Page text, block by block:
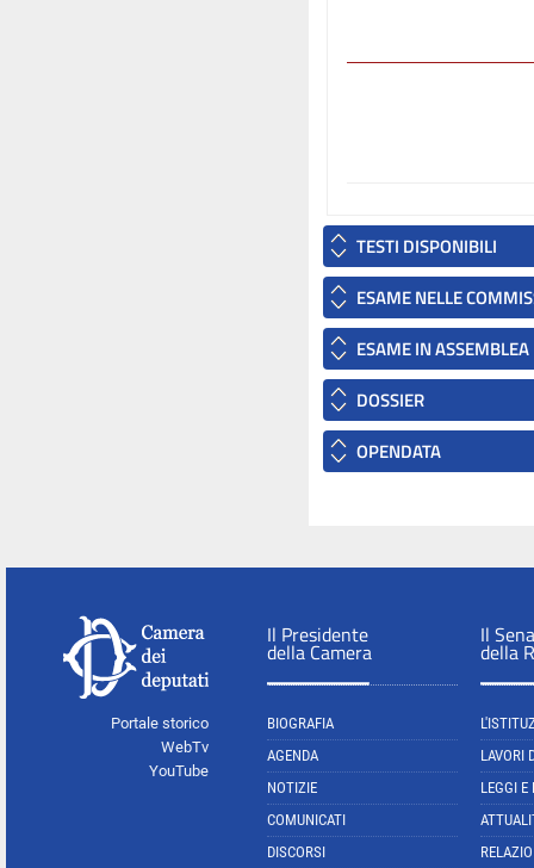
TESTI DISPONIBILI
ESAME NELLE
ESAME IN ASSEMBLEA
DOSSIER
OPENDATA
Portale storico
WebTv
YouTube
Il Presidente
della Camera
BIOGRAFIA
AGENDA
NOTIZIE
COMUNICATI
DISCORSI
Il
della
LAVORI
LEGGI E